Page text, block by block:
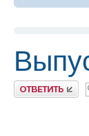
Ответить